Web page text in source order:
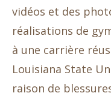
vidéos et des
réalisations de
à une carrière
Louisiana State
raison de